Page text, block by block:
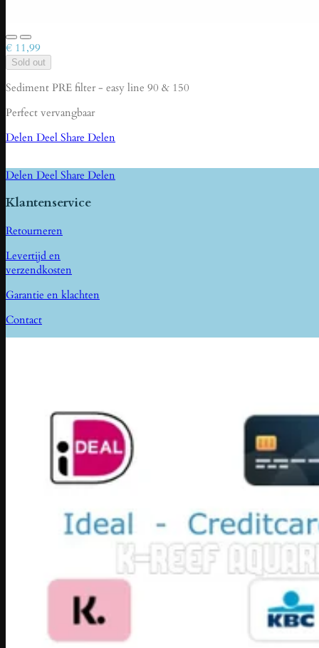
€ 11,99
Sold out
Sediment PRE filter - easy line 90 & 150
Perfect vervangbaar
Delen Deel Share Delen
Delen Deel Share Delen
Klantenservice
Retourneren
Levertijd en
verzendkosten
Garantie en klachten
Contact